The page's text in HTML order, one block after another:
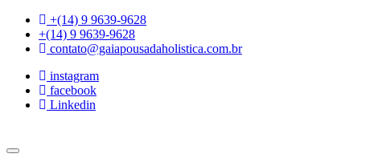
para
+(14) 9 9639-9628
+(14) 9 9639-9628
contato@gaiapousadaholistica.com.br
instagram
facebook
Linkedin